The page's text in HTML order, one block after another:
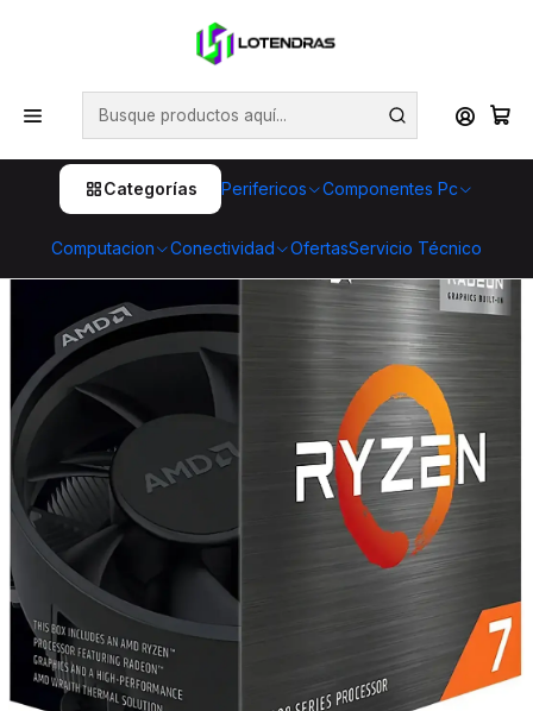
Categorías Perifericos Componentes Pc
Computacion Conectividad OfertasServicio Técnico
💥 ¡Compra HOY y retira GRATIS en tienda! 🏪🚀 Además,
aprovecha cientos de productos con Despacho Gratis 🛒📦
¡No dejes pasar esta oportunidad! 🔥
Inicio Componentes Pc Procesadores
AMD
Procesador AMD Ryzen 7 5700G 8 núcleos 3.8GHz AM4